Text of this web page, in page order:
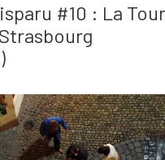
#10 : La Tour